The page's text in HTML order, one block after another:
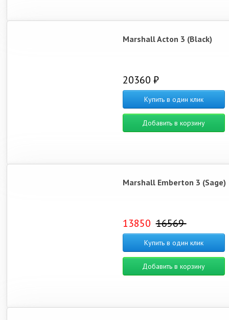
Marshall Acton 3 (Black)
20360 ₽
Купить в один клик
Добавить в корзину
Marshall Emberton 3 (Sage)
13850 16569
Купить в один клик
Добавить в корзину